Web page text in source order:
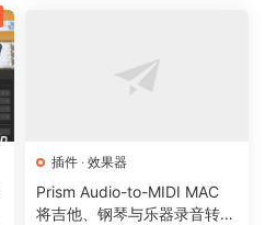
插件 · 效果器
Prism Audio-to-MIDI MAC
将吉他、钢琴与乐器录音转换